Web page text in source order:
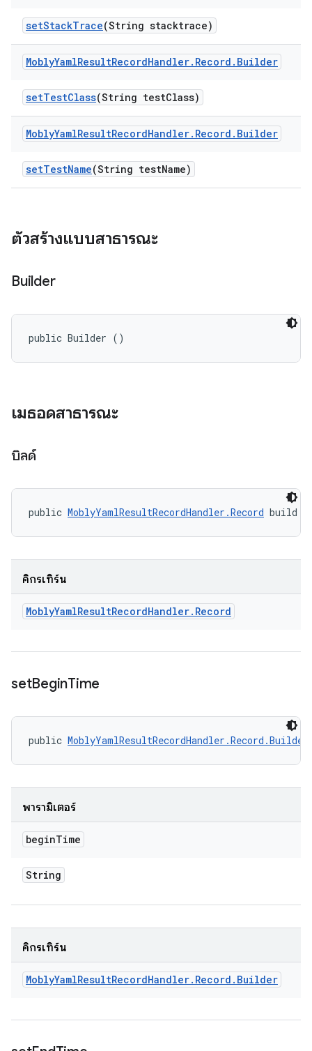
setStackTrace(String stacktrace)
MoblyYamlResultRecordHandler. Record . Builder
setTestClass(String testClass)
MoblyYamlResultRecordHandler. Record . Builder
setTestName(String testName)
ตัวสร้างแบบสาธารณะ
Builder
public Builder ()
เมธอดสาธารณะ
บิลด์
public MoblyYamlResultRecordHandler.Record build
คิกรีเทิร์น
MoblyYamlResultRecordHandler. Record
setBeginTime
public MoblyYamlResultRecordHandler.Record.Builder
พารามิเตอร์
beginTime
String
คิกรีเทิร์น
MoblyYamlResultRecordHandler. Record . Builder